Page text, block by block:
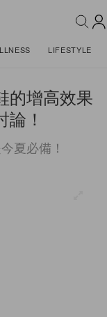
LIFESTYLE
的增高效果
！
夏必備！